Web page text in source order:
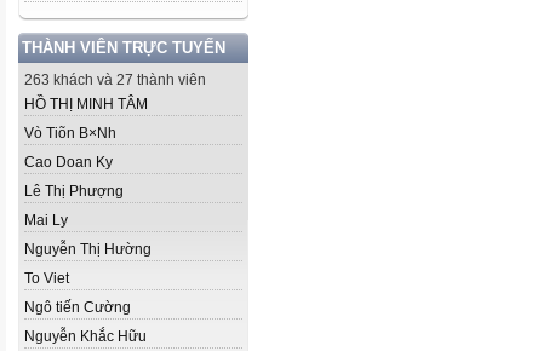
THÀNH VIÊN TRỰC TUYẾN
263 khách và 27 thành viên
HỒ THỊ MINH TÂM
Vò Tiõn B×Nh
Cao Doan Ky
Lê Thị Phượng
Mai Ly
Nguyễn Thị Hường
To Viet
Ngô tiến Cường
Nguyễn Khắc Hữu